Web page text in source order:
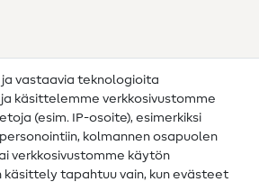
vastaavia teknologioita
käsittelemme verkkosivustomme
(esim. IP-osoite), esimerkiksi
kolmannen osapuolen
verkkosivustomme käytön
käsittely tapahtuu vain, kun evästeet